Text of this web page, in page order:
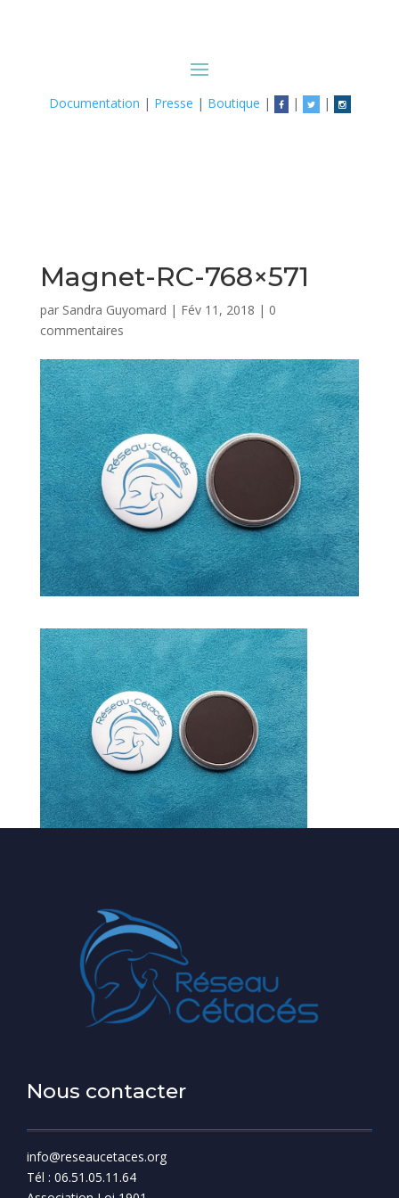
Documentation | Presse | Boutique | | |
Magnet-RC-768×571
par Sandra Guyomard | Fév 11, 2018 | 0
commentaires
Nous contacter
info@reseaucetaces.org
Tél : 06.51.05.11.64